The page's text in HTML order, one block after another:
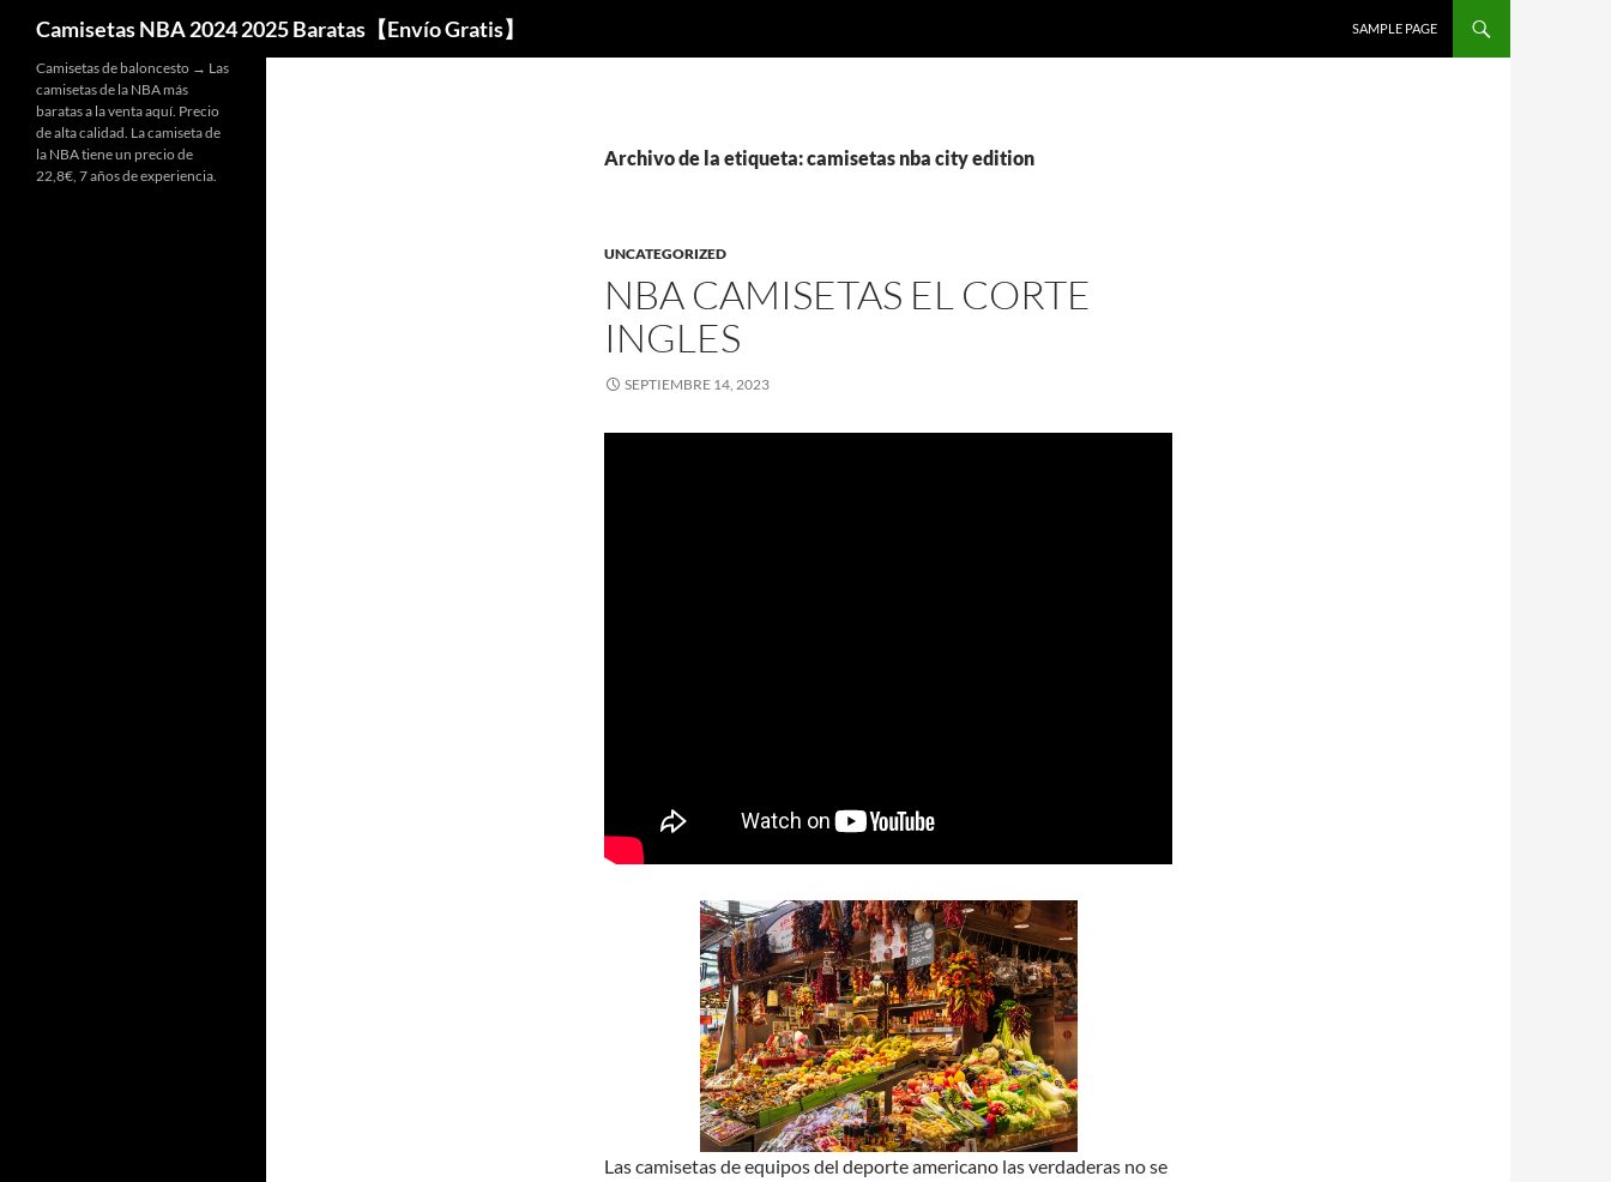
Camisetas NBA 2024 2025 Baratas【Envío Gratis】
SAMPLE PAGE
Archivo de la etiqueta: camisetas nba city edition
UNCATEGORIZED
NBA CAMISETAS EL CORTE
INGLES
SEPTIEMBRE 14, 2023
Las camisetas de equipos del deporte americano las verdaderas no se
Camisetas de baloncesto → Las
camisetas de la NBA más
baratas a la venta aquí. Precio
de alta calidad. La camiseta de
la NBA tiene un precio de
22,8€, 7 años de experiencia.